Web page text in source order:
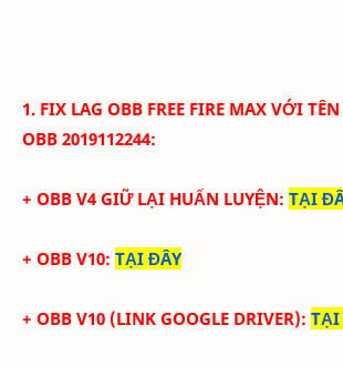
1. FIX LAG OBB FREE FIRE MAX VỚI TÊN
OBB 2019112244:
+ OBB V4 GIỮ LẠI HUẤN LUYỆN: TẠI
+ OBB V10: TẠI ĐÂY
+ OBB V10 (LINK GOOGLE DRIVER): TẠI